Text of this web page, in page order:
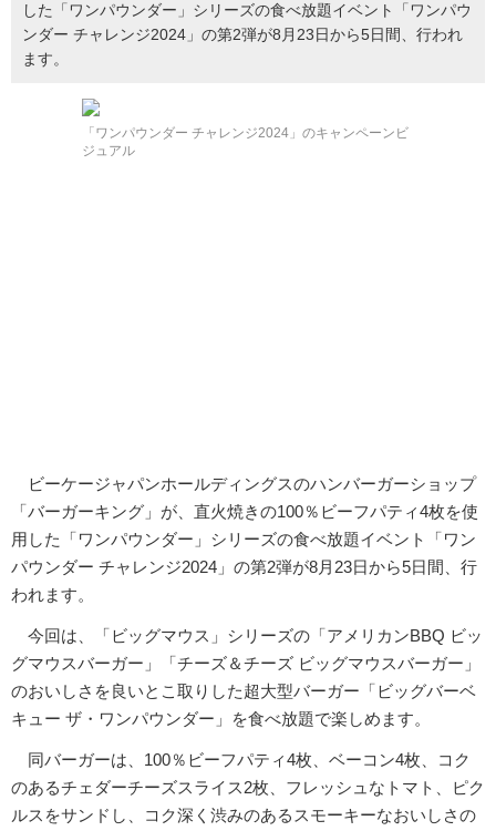
した「ワンパウンダー」シリーズの食べ放題イベント「ワンパウ
ンダー チャレンジ2024」の第2弾が8月23日から5日間、行われ
ます。
「ワンパウンダー チャレンジ2024」のキャンペーンビ
ジュアル
ビーケージャパンホールディングスのハンバーガーショップ
「バーガーキング」が、直火焼きの100％ビーフパティ4枚を使
用した「ワンパウンダー」シリーズの食べ放題イベント「ワン
パウンダー チャレンジ2024」の第2弾が8月23日から5日間、行
われます。
今回は、「ビッグマウス」シリーズの「アメリカンBBQ ビッ
グマウスバーガー」「チーズ＆チーズ ビッグマウスバーガー」
のおいしさを良いとこ取りした超大型バーガー「ビッグバーベ
キュー ザ・ワンパウンダー」を食べ放題で楽しめます。
同バーガーは、100％ビーフパティ4枚、ベーコン4枚、コク
のあるチェダーチーズスライス2枚、フレッシュなトマト、ピク
ルスをサンドし、コク深く渋みのあるスモーキーなおいしさの